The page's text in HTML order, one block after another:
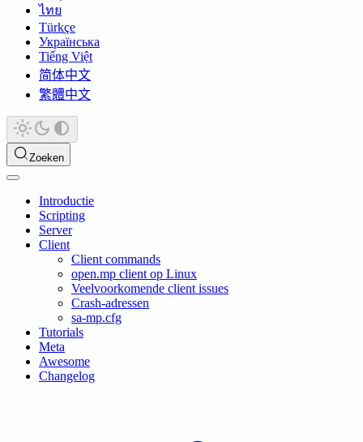
ไทย
Türkçe
Українська
Tiếng Việt
简体中文
繁體中文
Zoeken
Introductie
Scripting
Server
Client
Client commands
open.mp client op Linux
Veelvoorkomende client issues
Crash-adressen
sa-mp.cfg
Tutorials
Meta
Awesome
Changelog